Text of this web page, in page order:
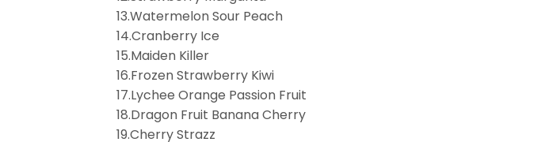
13.Watermelon Sour Peach
14.Cranberry Ice
15.Maiden Killer
16.Frozen Strawberry Kiwi
17.Lychee Orange Passion Fruit
18.Dragon Fruit Banana Cherry
19.Cherry Strazz